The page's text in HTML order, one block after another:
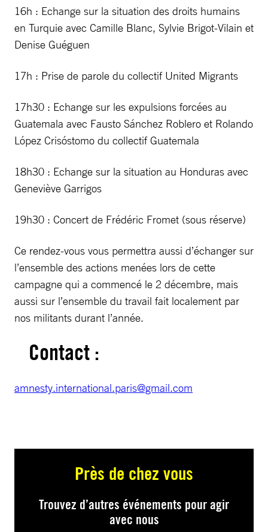
16h : Echange sur la situation des droits humains
en Turquie avec Camille Blanc, Sylvie Brigot-Vilain et
Denise Guéguen
17h : Prise de parole du collectif United Migrants
17h30 : Echange sur les expulsions forcées au
Guatemala avec Fausto Sánchez Roblero et Rolando
López Crisóstomo du collectif Guatemala
18h30 : Echange sur la situation au Honduras avec
Geneviève Garrigos
19h30 : Concert de Frédéric Fromet (sous réserve)
Ce rendez-vous vous permettra aussi d’échanger sur
l’ensemble des actions menées lors de cette
campagne qui a commencé le 2 décembre, mais
aussi sur l’ensemble du travail fait localement par
nos militants durant l’année.
Contact :
amnesty.international.paris@gmail.com
Près de chez vous
Trouvez d’autres événements pour agir
avec nous